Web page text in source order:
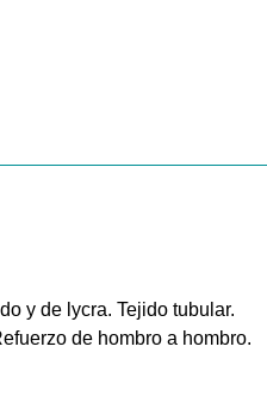
y de lycra. Tejido tubular.
de hombro a hombro.